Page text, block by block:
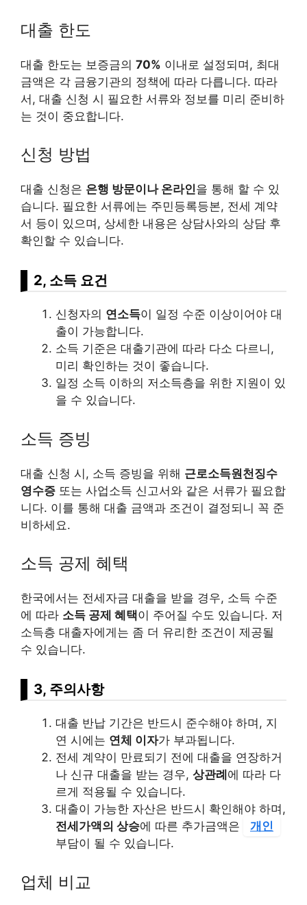
대출 한도
대출 한도는 보증금의 70% 이내로 설정되며, 최대
금액은 각 금융기관의 정책에 따라 다릅니다. 따라
서, 대출 신청 시 필요한 서류와 정보를 미리 준비하
는 것이 중요합니다.
신청 방법
대출 신청은 은행 방문이나 온라인을 통해 할 수 있
습니다. 필요한 서류에는 주민등록등본, 전세 계약
서 등이 있으며, 상세한 내용은 상담사와의 상담 후
확인할 수 있습니다.
2, 소득 요건
신청자의 연소득이 일정 수준 이상이어야 대
출이 가능합니다.
소득 기준은 대출기관에 따라 다소 다르니,
미리 확인하는 것이 좋습니다.
일정 소득 이하의 저소득층을 위한 지원이 있
을 수 있습니다.
소득 증빙
대출 신청 시, 소득 증빙을 위해 근로소득원천징수
영수증 또는 사업소득 신고서와 같은 서류가 필요합
니다. 이를 통해 대출 금액과 조건이 결정되니 꼭 준
비하세요.
소득 공제 혜택
한국에서는 전세자금 대출을 받을 경우, 소득 수준
에 따라 소득 공제 혜택이 주어질 수도 있습니다. 저
소득층 대출자에게는 좀 더 유리한 조건이 제공될
수 있습니다.
3, 주의사항
대출 반납 기간은 반드시 준수해야 하며, 지
연 시에는 연체 이자가 부과됩니다.
전세 계약이 만료되기 전에 대출을 연장하거
나 신규 대출을 받는 경우, 상관례 에 따라 다
르게 적용될 수 있습니다.
대출이 가능한 자산은 반드시 확인해야 하며,
전세가액의 상승에 따른 추가금액은
개인
부담이 될 수 있습니다.
업체 비교